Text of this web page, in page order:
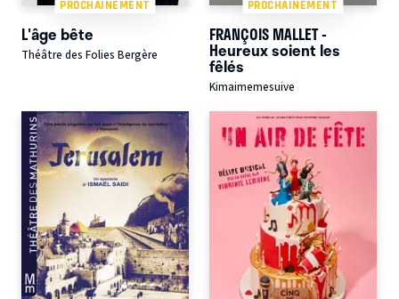
PROCHAINEMENT
L'âge bête
Théâtre des Folies Bergère
PROCHAINEMENT
FRANÇOIS MALLET -
Heureux soient les
fêlés
Kimaimemesuive